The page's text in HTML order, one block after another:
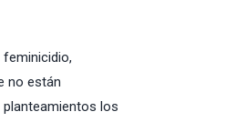
no están
planteamientos los